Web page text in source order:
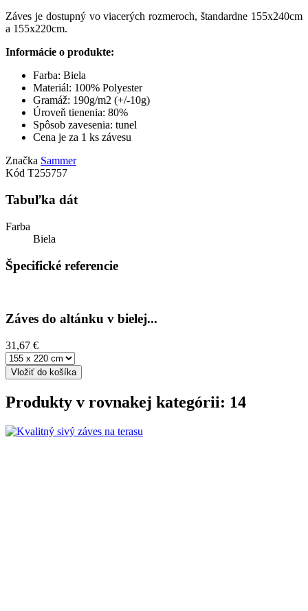
Záves je dostupný vo viacerých rozmeroch, štandardne 155x240cm
a 155x220cm.
Informácie o produkte:
Farba: Biela
Materiál: 100% Polyester
Gramáž: 190g/m2 (+/-10g)
Úroveň tienenia: 80%
Spôsob zavesenia: tunel
Cena je za 1 ks závesu
Značka Sammer
Kód T255757
Tabuľka dát
Farba
Biela
Špecifické referencie
Záves do altánku v bielej...
31,67 €
Vložiť do košíka
Produkty v rovnakej kategórii: 14